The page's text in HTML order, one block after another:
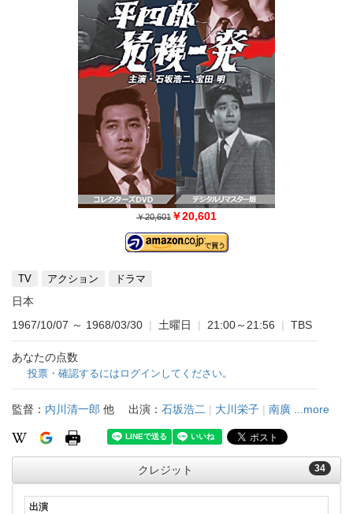
￥20,601 ￥20,601
TV アクション ドラマ
日本
1967/10/07 ～ 1968/03/30 | 土曜日 | 21:00～21:56 | TBS
あなたの点数
投票・確認するにはログインしてください。
監督： 内川清一郎 他 出演： 石坂浩二 | 大川栄子 | 南廣 ...more
34
クレジット
出演